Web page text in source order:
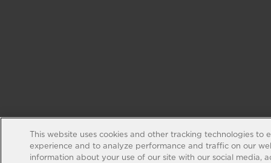
This website uses cookies and other tracking technologies to
experience and to analyze performance and traffic on our
information about your use of our site with our social media,